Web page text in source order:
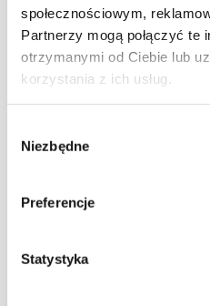
społecznościowym,
Partnerzy mogą połączyć te
otrzymanymi od Ciebie lub
korzystania z ich usług.
zgody
Niezbędne
Preferencje
Statystyka
Wizualizacje 3D
Odkryj moc
przenieś swoje